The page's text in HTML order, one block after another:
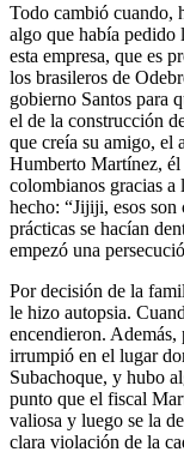
Todo cambió cuando,
algo que había pedido
esta empresa, que es
los brasileros de
gobierno Santos para
el de la construcción
que creía su amigo, el
Humberto Martínez, él
colombianos gracias a
hecho: “Jijiji, esos son
prácticas se hacían
empezó una
Por decisión de la
le hizo autopsia.
encendieron.
irrumpió en el lugar
Subachoque, y hubo
punto que el fiscal
valiosa y luego se la
clara violación de la